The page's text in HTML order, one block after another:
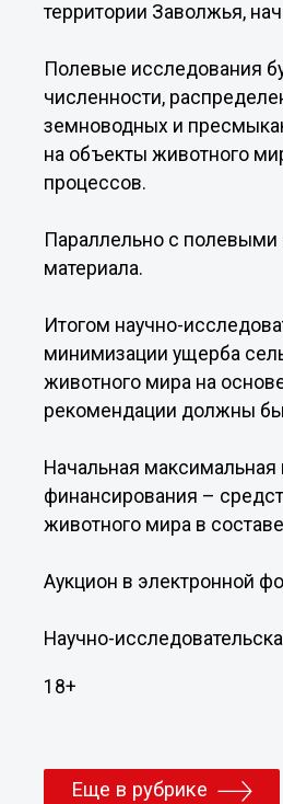
территории Заволжья,
Полевые исследования
численности,
земноводных и
на объекты животного
процессов.
Параллельно с полевыми
материала.
Итогом научно-
минимизации ущерба
животного мира на
рекомендации должны
Начальная максимальная
финансирования –
животного мира в
Аукцион в электронной
Научно-
18+
Еще в рубрике